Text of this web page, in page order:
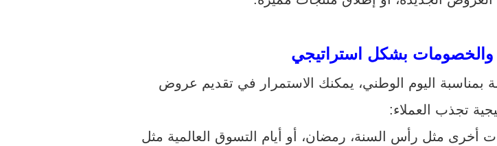
والخصومات بشكل استراتيجي
بمناسبة اليوم الوطني، يمكنك الاستمرار في تقديم عروض
تجذب العملاء:
أخرى مثل رأس السنة، رمضان، أو أيام التسوق العالمية مثل